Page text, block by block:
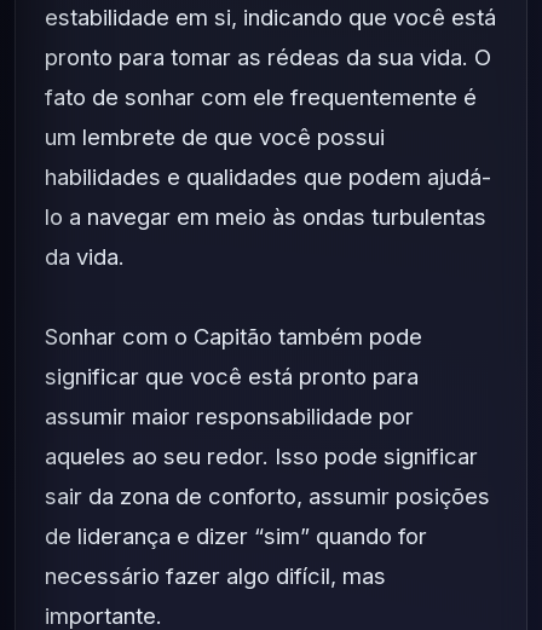
estabilidade em si, indicando que você está
pronto para tomar as rédeas da sua vida. O
fato de sonhar com ele frequentemente é
um lembrete de que você possui
habilidades e qualidades que podem ajudá-
lo a navegar em meio às ondas turbulentas
da vida.
Sonhar com o Capitão também pode
significar que você está pronto para
assumir maior responsabilidade por
aqueles ao seu redor. Isso pode significar
sair da zona de conforto, assumir posições
de liderança e dizer “sim” quando for
necessário fazer algo difícil, mas
importante.